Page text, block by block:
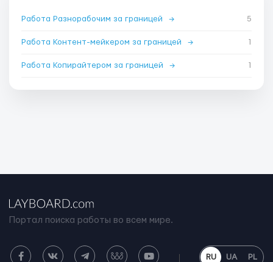
Работа Разнорабочим за границей → 5
Работа Контент-мейкером за границей → 1
Работа Копирайтером за границей → 1
Портал поиска работы во всем мире.
RU UA PL